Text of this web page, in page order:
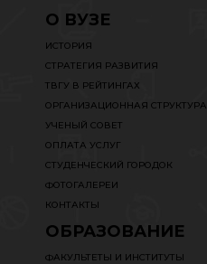
О ВУЗЕ
ИСТОРИЯ
СТРАТЕГИЯ РАЗВИТИЯ
ТВГУ В РЕЙТИНГАХ
ОРГАНИЗАЦИОННАЯ СТРУКТУРА
УЧЕНЫЙ СОВЕТ
ОПЛАТА УСЛУГ
СТУДЕНЧЕСКИЙ ГОРОДОК
ФОТОГАЛЕРЕИ
КОНТАКТЫ
ОБРАЗОВАНИЕ
ФАКУЛЬТЕТЫ И ИНСТИТУТЫ